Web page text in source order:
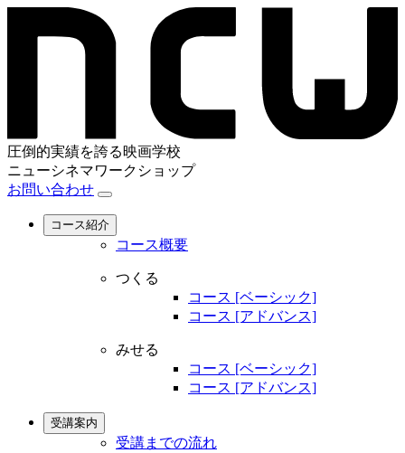
圧倒的実績を誇る映画学校
ニューシネマワークショップ
お問い合わせ
コース紹介
コース概要
つくる
コース [ベーシック]
コース [アドバンス]
みせる
コース [ベーシック]
コース [アドバンス]
受講案内
受講までの流れ